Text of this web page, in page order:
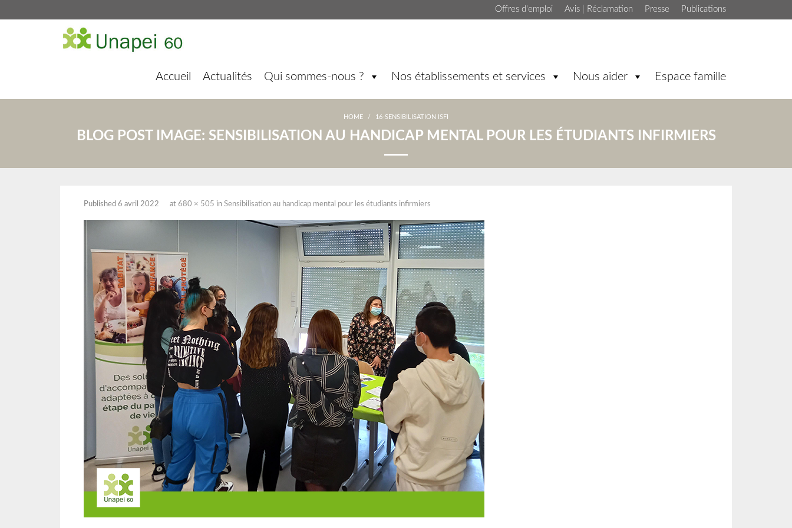
Publications
Presse
Offres d'emploi Avis | Réclamation
Accueil Actualités Qui sommes-nous ? Nos établissements et services Nous aider Espace famille
HOME / 16-SENSIBILISATION ISFI
BLOG POST IMAGE: SENSIBILISATION AU HANDICAP MENTAL POUR LES ÉTUDIANTS INFIRMIERS
Published 6 avril 2022 at 680 × 505 in Sensibilisation au handicap mental pour les étudiants infirmiers